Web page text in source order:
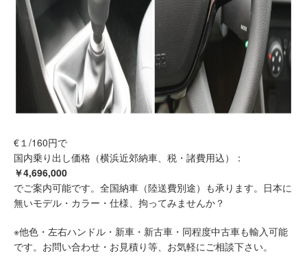
€１/160円で
国内乗り出し価格（横浜近郊納車、税・諸費用込）：
￥4,696,000
でご案内可能です。全国納車（陸送費別途）も承ります。日本に
無いモデル・カラー・仕様、拘ってみませんか？
※他色・左右ハンドル・新車・新古車・同程度中古車も輸入可能
です。お問い合わせ・お見積り等、お気軽にご相談下さい。